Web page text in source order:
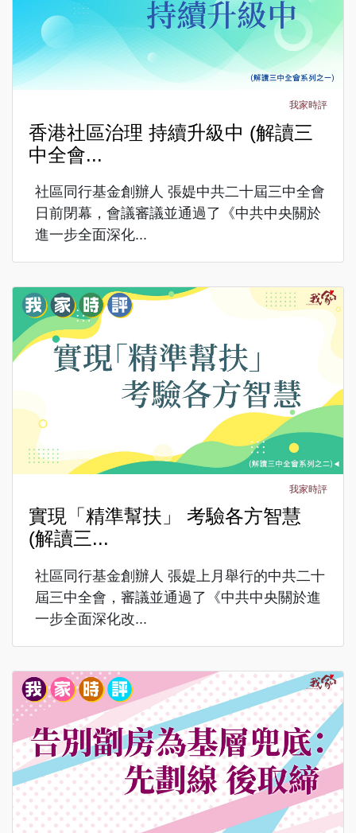
我家時評
香港社區治理 持續升級中 (解讀三
中全會...
社區同行基金創辦人 張媞中共二十屆三中全會
日前閉幕，會議審議並通過了《中共中央關於
進一步全面深化...
我家時評
實現「精準幫扶」 考驗各方智慧
(解讀三...
社區同行基金創辦人 張媞上月舉行的中共二十
屆三中全會，審議並通過了《中共中央關於進
一步全面深化改...